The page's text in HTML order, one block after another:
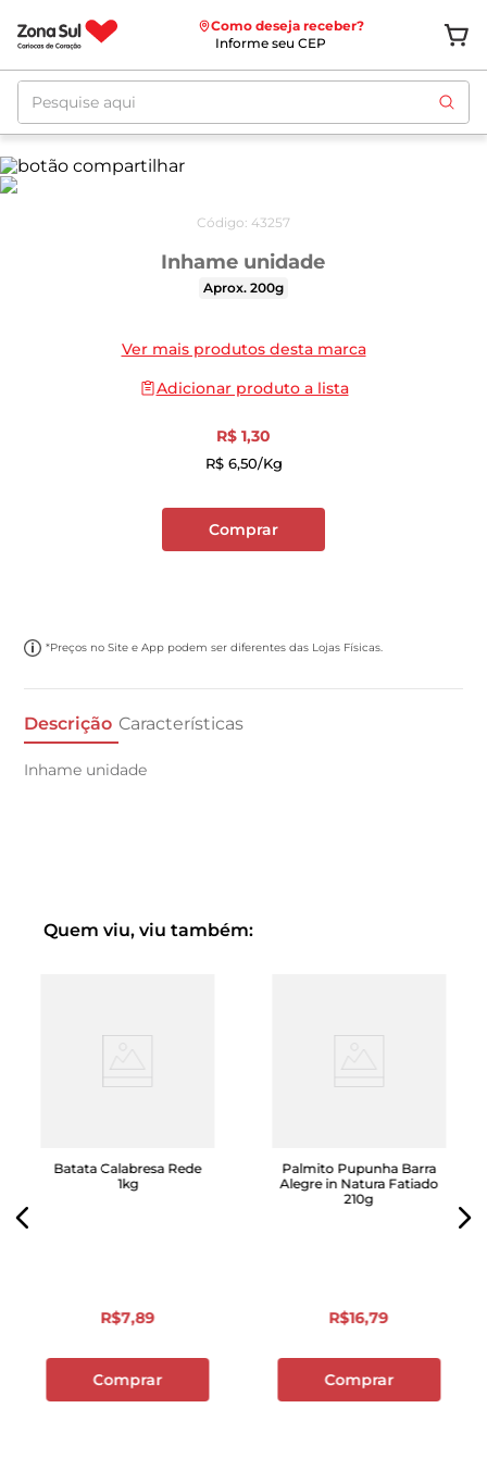
Como deseja receber?
Informe seu CEP
Pesquise aqui
Código: 43257
Inhame unidade
Aprox. 200g
Ver mais produtos desta marca
Adicionar produto a lista
R$ 1,30
R$ 6,50/kg
Comprar
*Preços no Site e App podem ser diferentes das Lojas Físicas.
Descrição Características
Inhame unidade
Quem viu, viu também:
Batata Calabresa Rede
1kg
R$7,89
Comprar
Palmito Pupunha Barra
Alegre in Natura Fatiado
210g
R$16,79
Comprar